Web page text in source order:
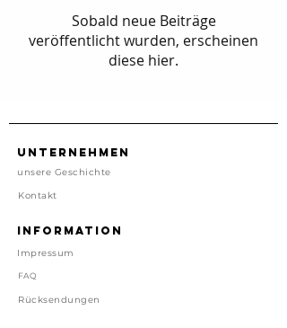
Sobald neue Beiträge
veröffentlicht wurden, erscheinen
diese hier.
Unternehmen
unsere Geschichte
Kontakt
Information
Impressum
FAQ
Rücksendungen